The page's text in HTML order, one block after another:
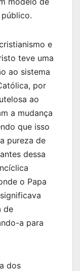
e
teve uma
ao sistema
por
ao
a mudança
que isso
pureza de
dessa
o Papa
de
a para
dos